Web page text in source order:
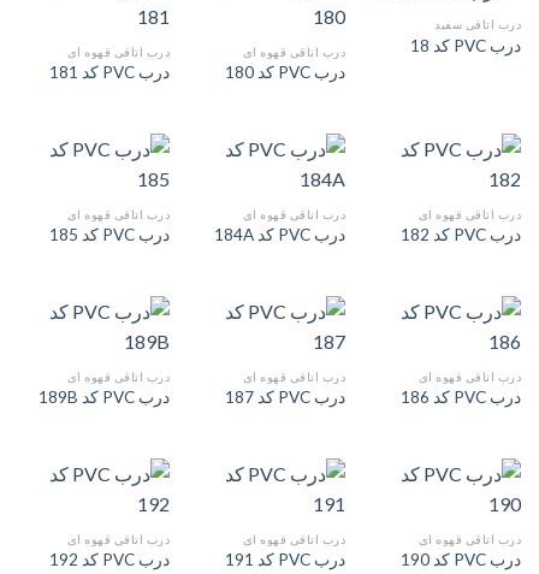
درب اتاقی سفید
درب PVC کد 18 درب اتاقی قهوه ای
درب PVC کد 180
درب اتاقی قهوه ای
درب PVC کد 181
درب اتاقی قهوه ای
درب PVC کد 182
درب اتاقی قهوه ای
درب PVC کد 184A
درب اتاقی قهوه ای
درب PVC کد 185
درب اتاقی قهوه ای
درب PVC کد 186
درب اتاقی قهوه ای
درب PVC کد 187
درب اتاقی قهوه ای
درب PVC کد 189B
درب اتاقی قهوه ای
درب PVC کد 190
درب اتاقی قهوه ای
درب PVC کد 191
درب اتاقی قهوه ای
درب PVC کد 192